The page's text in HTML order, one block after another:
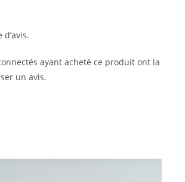
d’avis.
ayant acheté ce produit ont la
un avis.